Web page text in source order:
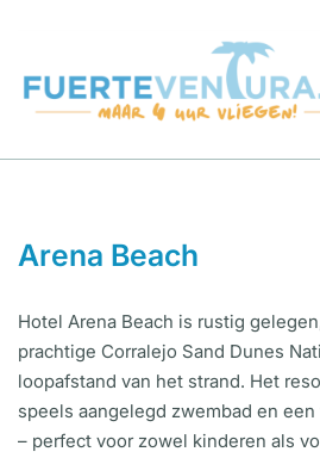
Arena Beach
Hotel Arena Beach is rustig
prachtige Corralejo Sand Dunes
loopafstand van het strand. Het
speels aangelegd zwembad en
– perfect voor zowel kinderen als